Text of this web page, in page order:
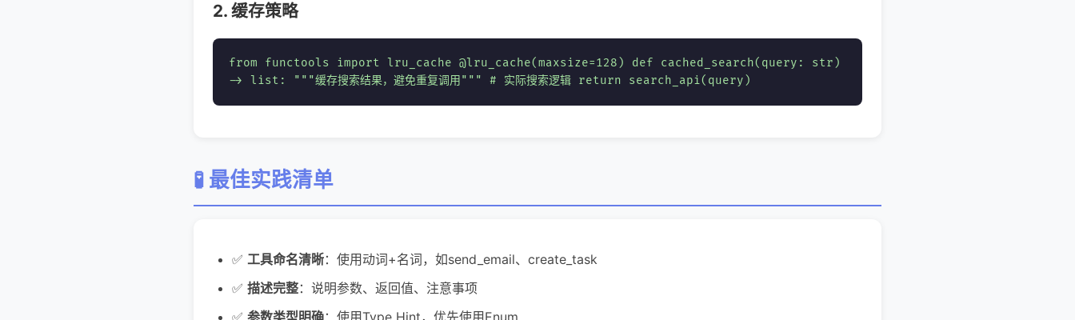
2. 缓存策略
from functools import lru_cache @lru_cache(maxsize=128) def cached_search(query: str)
-> list: """缓存搜索结果，避免重复调用""" # 实际搜索逻辑 return search_api(query)
🧪 最佳实践清单
✅ 工具命名清晰：使用动词+名词，如send_email、create_task
✅ 描述完整：说明参数、返回值、注意事项
✅ 参数类型明确：使用Type Hint，优先使用Enum